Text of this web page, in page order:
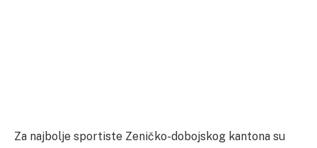
Za najbolje sportiste Zeničko-dobojskog kantona su